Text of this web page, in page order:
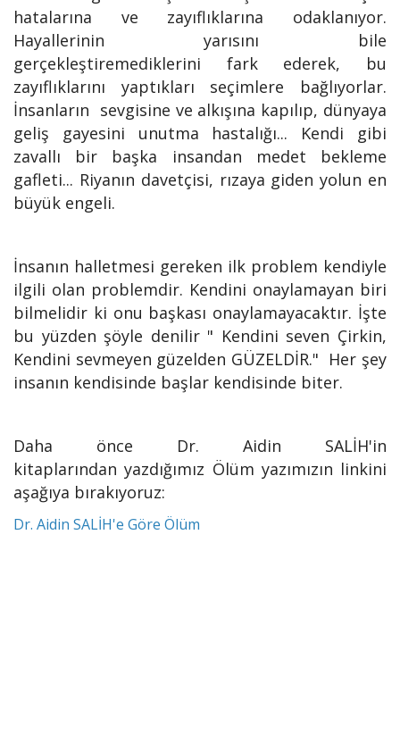
hatalarına ve zayıflıklarına odaklanıyor.
Hayallerinin yarısını bile
gerçekleştiremediklerini fark ederek, bu
zayıflıklarını yaptıkları seçimlere bağlıyorlar.
İnsanların sevgisine ve alkışına kapılıp, dünyaya
geliş gayesini unutma hastalığı... Kendi gibi
zavallı bir başka insandan medet bekleme
gafleti... Riyanın davetçisi, rızaya giden yolun en
büyük engeli.
İnsanın halletmesi gereken ilk problem kendiyle
ilgili olan problemdir. Kendini onaylamayan biri
bilmelidir ki onu başkası onaylamayacaktır. İşte
bu yüzden şöyle denilir " Kendini seven Çirkin,
Kendini sevmeyen güzelden GÜZELDİR." Her şey
insanın kendisinde başlar kendisinde biter.
Daha önce Dr. Aidin SALİH'in
kitaplarından yazdığımız Ölüm yazımızın linkini
aşağıya bırakıyoruz:
Dr. Aidin SALİH'e Göre Ölüm